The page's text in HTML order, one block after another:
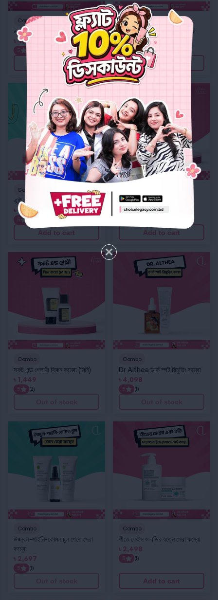
Combo
ড্যামেজ ও পাতলা স্কিন কম্বো
৳4,797
5
Add to cart
Combo
সেনসিটিভ স্কিনের ব্রাইটেনিং কম্বো
৳4,298
5 (2)
Add to cart
Combo
এন্টি হেয়ার লস কম্বো
৳3,698
5 (1)
Add to cart
সফট এন্ড গ্লোয়ী স্কিন কম্বো
3,198
Add to cart
সফট এন্ড গ্লোয়ী স্কিন কম্বো
Combo
সফট এন্ড গ্লোয়ী স্কিন কম্বো (মিনি)
৳ 1,449
5 (2)
Combo
Dr Althea ডার্ক স্পট রিমুভিং কম্বো
৳ 4,098
5 (1)
Dr Althea ডার্ক স্পট রিমুভিং কম্বো
Combo
উজ্জ্বল-শাইনি-কোমল চুল পেতে সেরা
কম্বো
৳ 2,697
5 (1)
উজ্জ্বল-শাইনি-কোমল চুল পেতে সেরা কম্বো
Combo
শীতে ফেইস ও বডির যত্নে সেরা কম্বো
৳ 2,498
5 (1)
Add to cart